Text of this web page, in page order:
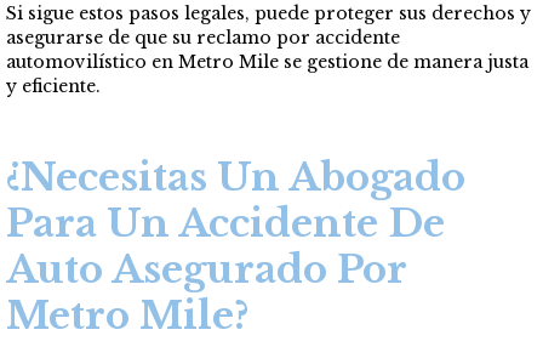
Si sigue estos pasos legales, puede proteger sus derechos y
asegurarse de que su reclamo por accidente
automovilístico en Metro Mile se gestione de manera justa
y eficiente.
¿Necesitas Un Abogado
Para Un Accidente De
Auto Asegurado Por
Metro Mile?